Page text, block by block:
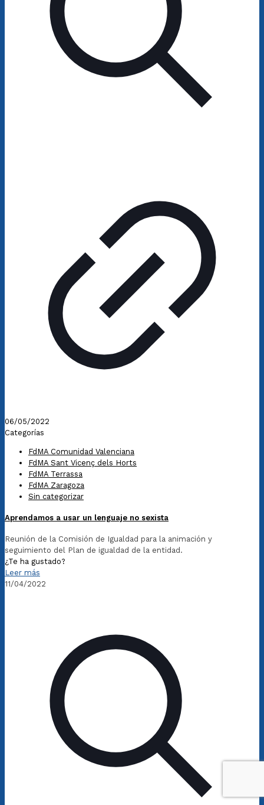
06/05/2022
Categorías
FdMA Comunidad Valenciana
FdMA Sant Vicenç dels Horts
FdMA Terrassa
FdMA Zaragoza
Sin categorizar
Aprendamos a usar un lenguaje no sexista
Reunión de la Comisión de Igualdad para la animación y
seguimiento del Plan de igualdad de la entidad.
¿Te ha gustado?
Leer más
11/04/2022